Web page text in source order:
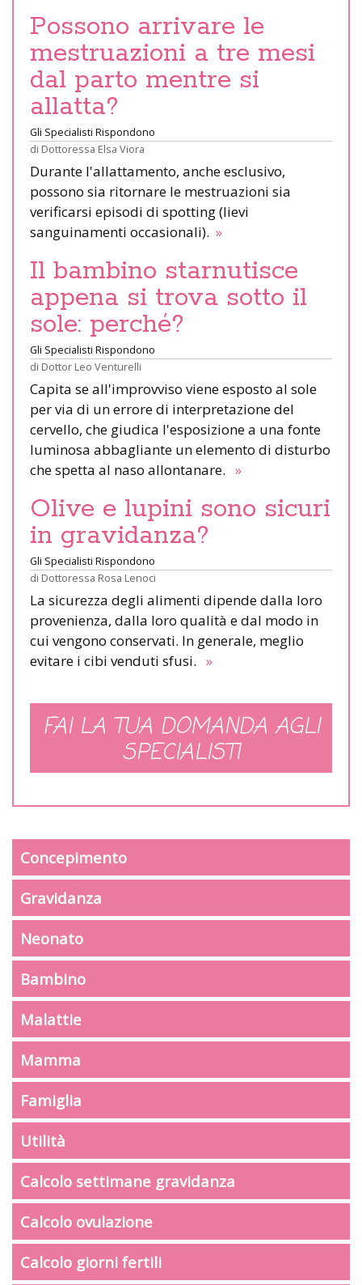
Possono arrivare le
mestruazioni a tre mesi
dal parto mentre si
allatta?
Gli Specialisti Rispondono
di Dottoressa Elsa Viora
Durante l'allattamento, anche esclusivo,
possono sia ritornare le mestruazioni sia
verificarsi episodi di spotting (lievi
sanguinamenti occasionali). »
Il bambino starnutisce
appena si trova sotto il
sole: perché?
Gli Specialisti Rispondono
di Dottor Leo Venturelli
Capita se all'improvviso viene esposto al sole
per via di un errore di interpretazione del
cervello, che giudica l'esposizione a una fonte
luminosa abbagliante un elemento di disturbo
che spetta al naso allontanare. »
Olive e lupini sono sicuri
in gravidanza?
Gli Specialisti Rispondono
di Dottoressa Rosa Lenoci
La sicurezza degli alimenti dipende dalla loro
provenienza, dalla loro qualità e dal modo in
cui vengono conservati. In generale, meglio
evitare i cibi venduti sfusi. »
FAI LA TUA DOMANDA AGLI
SPECIALISTI
Concepimento
Gravidanza
Neonato
Bambino
Malattie
Mamma
Famiglia
Utilità
Calcolo settimane gravidanza
Calcolo ovulazione
Calcolo giorni fertili